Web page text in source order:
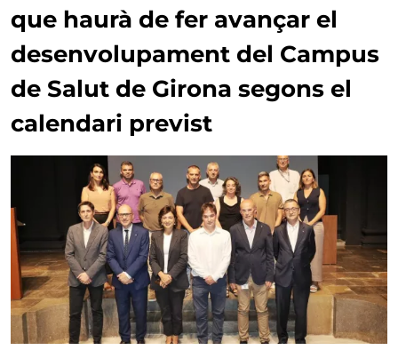
que haurà de fer avançar el
desenvolupament del Campus
de Salut de Girona segons el
calendari previst